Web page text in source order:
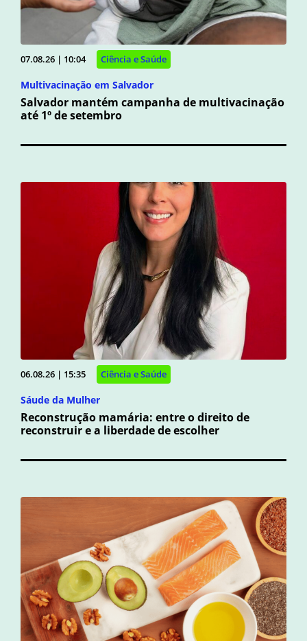
07.08.26 | 10:04 Ciência e Saúde
Multivacinação em Salvador
Salvador mantém campanha de multivacinação
até 1º de setembro
06.08.26 | 15:35 Ciência e Saúde
Sáude da Mulher
Reconstrução mamária: entre o direito de
reconstruir e a liberdade de escolher